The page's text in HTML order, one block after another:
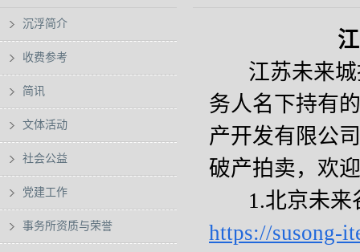
沉浮简介
收费参考
简讯
文体活动
社会公益
党建工作
事务所资质与荣誉
江苏未来
务人名下持有
产开发有限公司
破产拍卖，欢
1.北京未来
https://susong-